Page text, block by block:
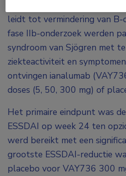
leidt tot vermindering van B-
fase IIb-onderzoek werden
syndroom van Sjögren met
ziekteactiviteit en
ontvingen ianalumab
doses (5, 50, 300 mg) of
Het primaire eindpunt was
ESSDAI op week 24 ten
werd bereikt met een
grootste ESSDAI-reductie
placebo voor VAY736 300